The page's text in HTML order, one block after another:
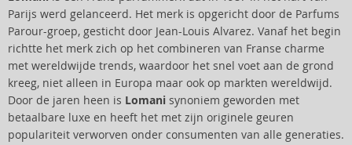
Parijs werd gelanceerd. Het merk is opgericht door de Parfums
Parour-groep, gesticht door Jean-Louis Alvarez. Vanaf het begin
richtte het merk zich op het combineren van Franse charme
met wereldwijde trends, waardoor het snel voet aan de grond
kreeg, niet alleen in Europa maar ook op markten wereldwijd.
Door de jaren heen is Lomani synoniem geworden met
betaalbare luxe en heeft het met zijn originele geuren
populariteit verworven onder consumenten van alle generaties.